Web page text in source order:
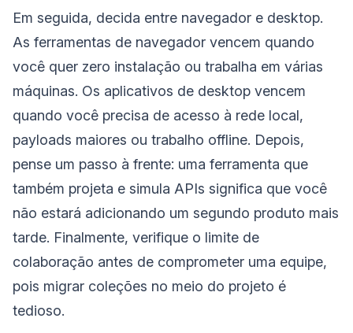
Em seguida, decida entre navegador e desktop.
As ferramentas de navegador vencem quando
você quer zero instalação ou trabalha em várias
máquinas. Os aplicativos de desktop vencem
quando você precisa de acesso à rede local,
payloads maiores ou trabalho offline. Depois,
pense um passo à frente: uma ferramenta que
também projeta e simula APIs significa que você
não estará adicionando um segundo produto mais
tarde. Finalmente, verifique o limite de
colaboração antes de comprometer uma equipe,
pois migrar coleções no meio do projeto é
tedioso.